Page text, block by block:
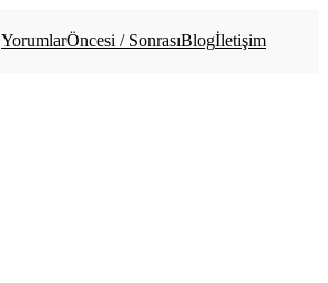
YorumlarÖncesi / SonrasıBlogİletişim